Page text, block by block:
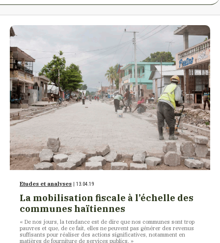
Etudes et analyses | 13.04.19
La mobilisation fiscale à l’échelle des
communes haïtiennes
« De nos jours, la tendance est de dire que nos communes sont trop
pauvres et que, de ce fait, elles ne peuvent pas générer des revenus
suffisants pour réaliser des actions significatives, notamment en
matières de fourniture de services publics. »